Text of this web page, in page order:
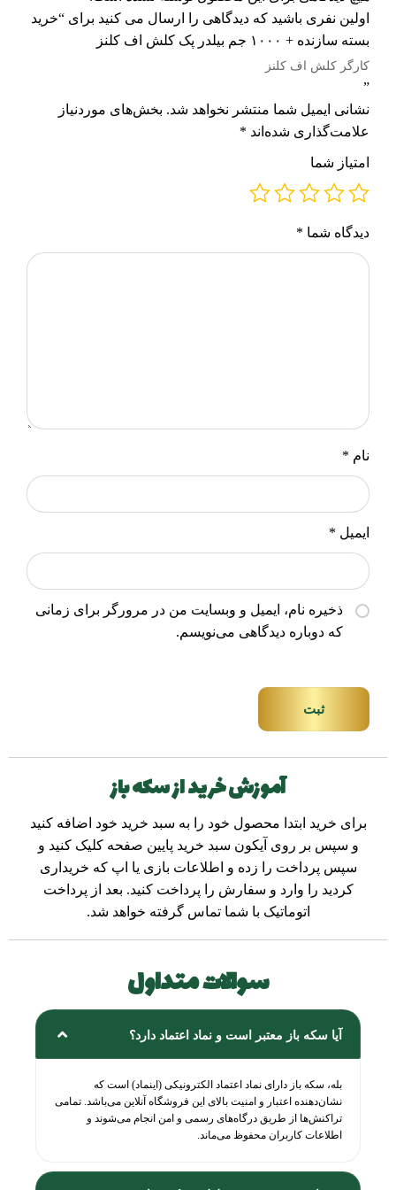
اولین نفری باشید که دیدگاهی را ارسال می کنید برای “خرید
بسته سازنده + ۱۰۰۰ جم بیلدر پک کلش اف کلنز
کارگر کلش اف کلنز
”
نشانی ایمیل شما منتشر نخواهد شد. بخش‌های موردنیاز
علامت‌گذاری شده‌اند *
امتیاز شما
دیدگاه شما *
نام *
ایمیل *
ذخیره نام، ایمیل و وبسایت من در مرورگر برای زمانی
که دوباره دیدگاهی می‌نویسم.
ثبت
آموزش خرید از سکه باز
برای خرید ابتدا محصول خود را به سبد خرید خود اضافه کنید
و سپس بر روی آیکون سبد خرید پایین صفحه کلیک کنید و
سپس پرداخت را زده و اطلاعات بازی یا اپ که خریداری
کردید را وارد و سفارش را پرداخت کنید. بعد از پرداخت
اتوماتیک با شما تماس گرفته خواهد شد.
سوالات متداول
آیا سکه باز معتبر است و نماد اعتماد دارد؟
بله، سکه باز دارای نماد اعتماد الکترونیکی (اینماد) است که
نشان‌دهنده اعتبار و امنیت بالای این فروشگاه آنلاین می‌باشد. تمامی
تراکنش‌ها از طریق درگاه‌های رسمی و امن انجام می‌شوند و
اطلاعات کاربران محفوظ می‌ماند.